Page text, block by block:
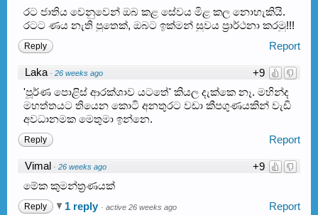
රට ජාතිය වෙනුවෙන් ඔබ කළ සේවය මිළ කල නොහැකියි.
රටට ණය නැති පුතෙක්, ඔබට ඉක්මන් සුවය ප්‍රාර්ථනා කරමු!!!
Report
Reply
+9
Laka · 26 weeks ago
'පූර්ණ පොළිස් ආරක්ශාව යටතේ' කියල දැක්කෙ නෑ. මහින්ද
මහත්තයට තියෙන කොටි අනතුරට වඩා කීපගුණයකින් වැඩි
අවධානමක මෙතුමා ඉන්නෙ.
Report
Reply
+9
Vimal · 26 weeks ago
මේක කුමන්ත්‍රණයක්
Report
Reply 1 reply · active 26 weeks ago